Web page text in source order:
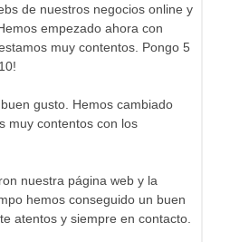
de nuestros negocios online y
empezado ahora con
muy contentos. Pongo 5
gusto. Hemos cambiado
muy contentos con los
nuestra página web y la
hemos conseguido un buen
atentos y siempre en contacto.